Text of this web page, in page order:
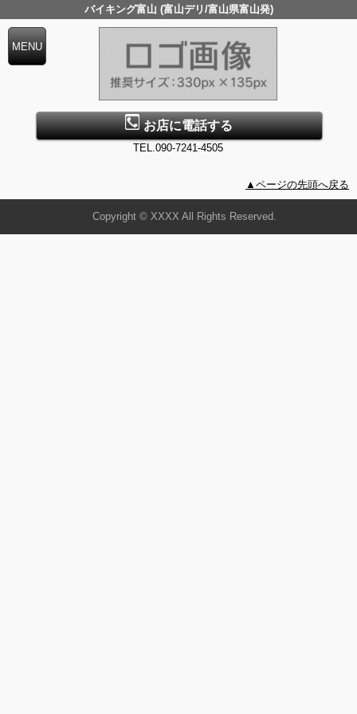
バイキング富山 (富山デリ/富山県富山発)
お店に電話する
TEL.090-7241-4505
▲ページの先頭へ戻る
Copyright © XXXX All Rights Reserved.